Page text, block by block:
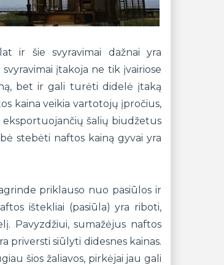
ir šie svyravimai dažnai yra
įtakoja ne tik įvairiose
bet ir gali turėti didelė įtaką
kaina veikia vartotojų įpročius,
šalių biudžetus
stebėti naftos kainą gyvai yra
priklauso nuo pasiūlos ir
ištekliai (pasiūla) yra riboti,
Pavyzdžiui, sumažėjus naftos
priversti siūlyti didesnes kainas.
šios žaliavos, pirkėjai jau gali